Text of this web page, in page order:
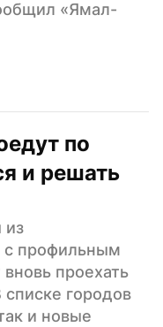
«Ямал-
по
и решать
из
с профильным
проехать
списке городов
и новые